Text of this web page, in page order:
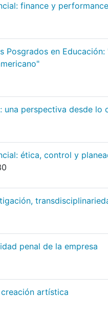
finance y
Posgrados en
una perspectiva desde lo
ética, control y
penal de la empresa
artística